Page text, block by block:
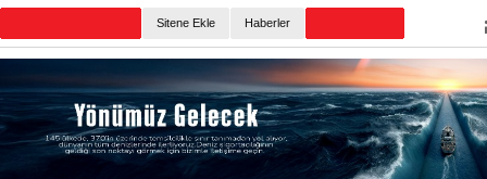
Sitene Ekle Haberler